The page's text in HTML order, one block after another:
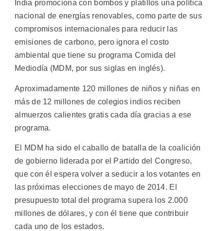
India promociona con bombos y platillos una política
nacional de energías renovables, como parte de sus
compromisos internacionales para reducir las
emisiones de carbono, pero ignora el costo
ambiental que tiene su programa Comida del
Mediodía (MDM, por sus siglas en inglés).
Aproximadamente 120 millones de niños y niñas en
más de 12 millones de colegios indios reciben
almuerzos calientes gratis cada día gracias a ese
programa.
El MDM ha sido el caballo de batalla de la coalición
de gobierno liderada por el Partido del Congreso,
que con él espera volver a seducir a los votantes en
las próximas elecciones de mayo de 2014. El
presupuesto total del programa supera los 2.000
millones de dólares, y con él tiene que contribuir
cada uno de los estados.